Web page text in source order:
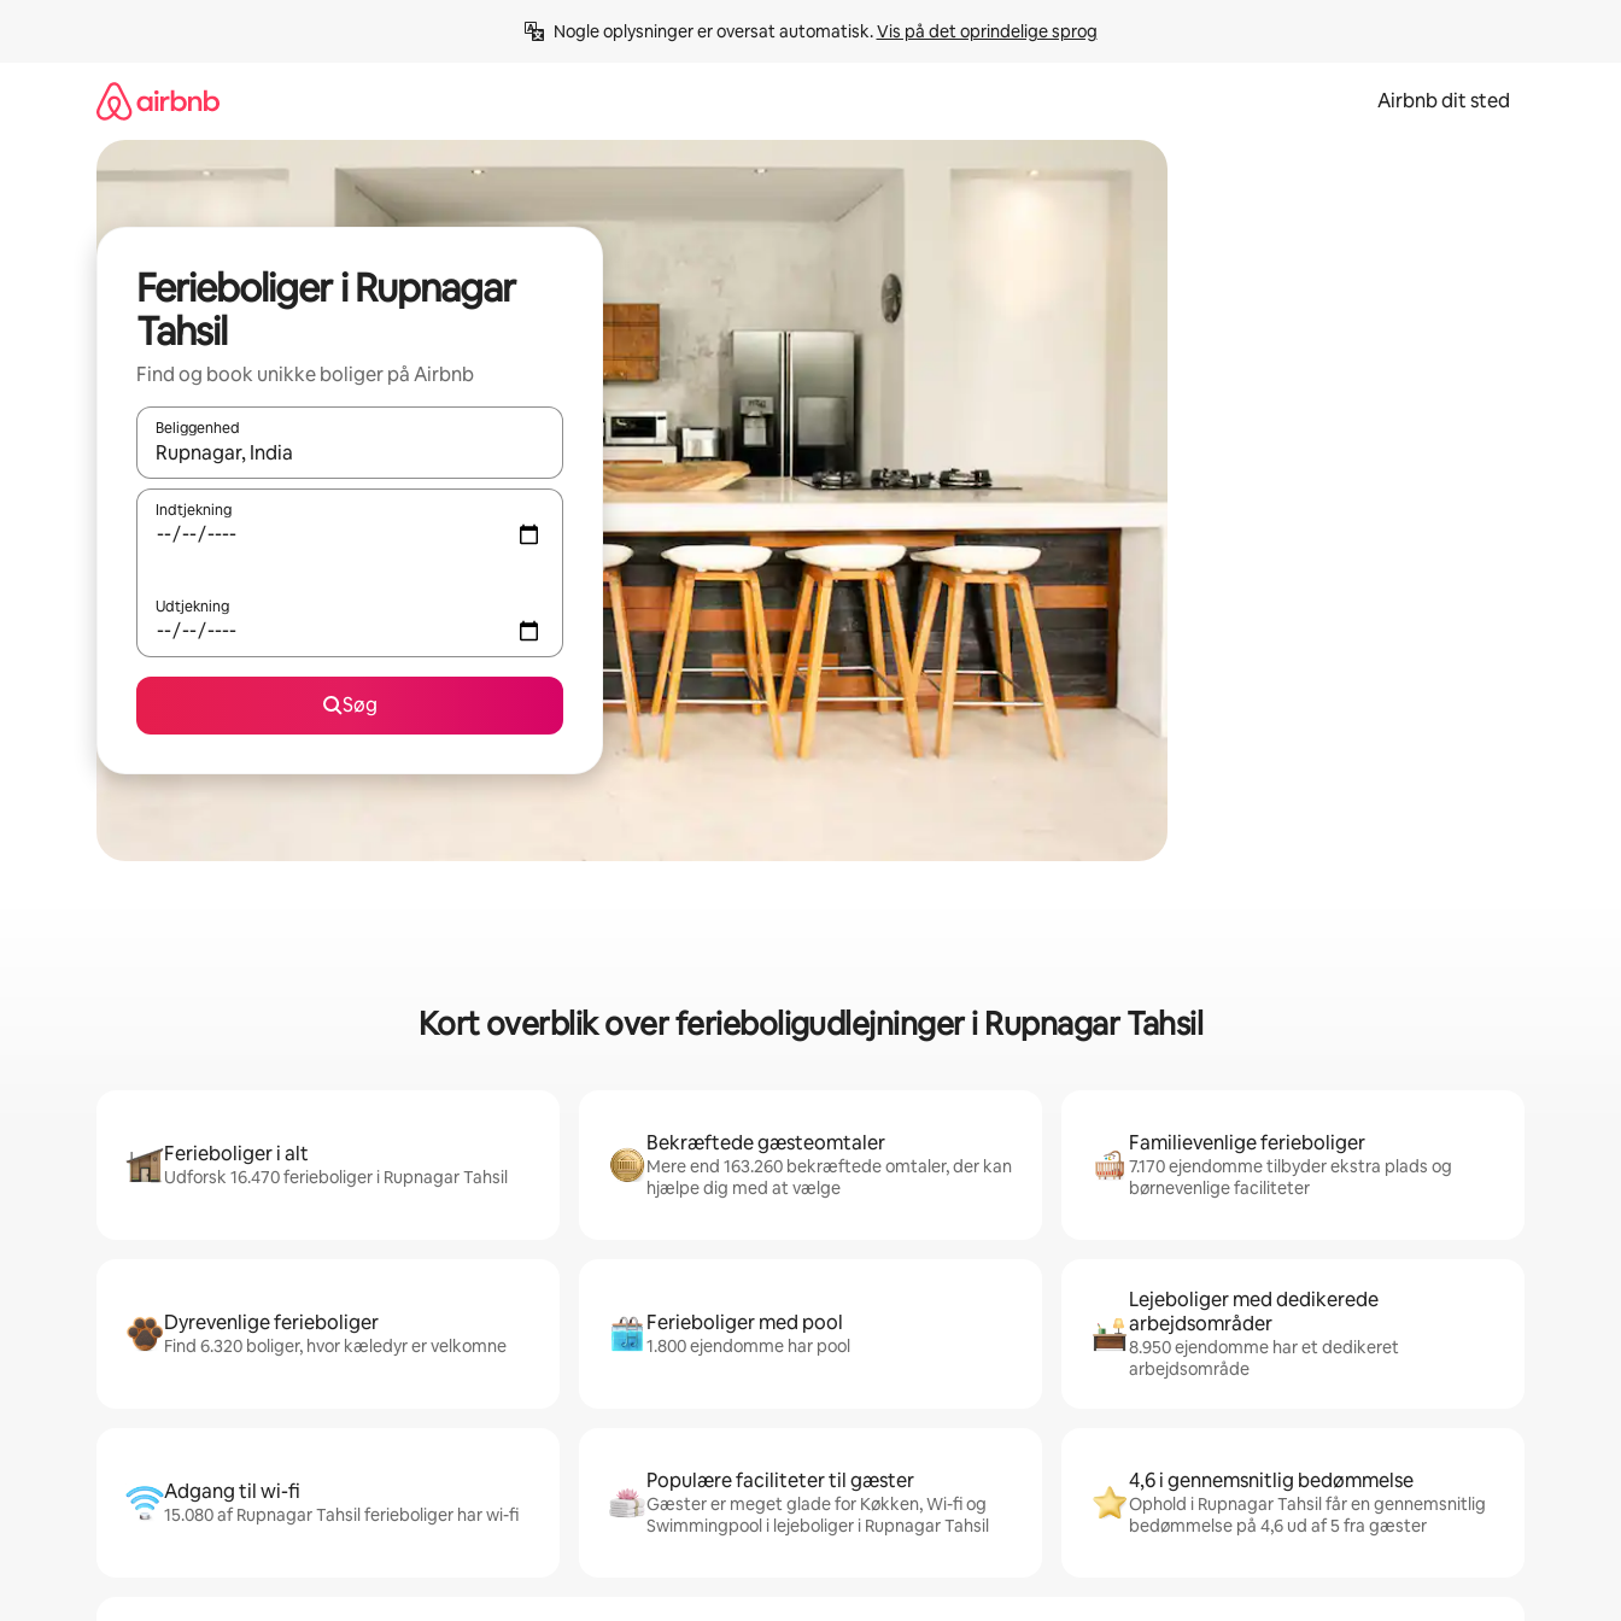
Nogle oplysninger er oversat automatisk. Vis på det oprindelige sprog
Airbnb dit sted
Ferieboliger i Rupnagar
Tahsil
Find og book unikke boliger på Airbnb
Beliggenhed
Når resultaterne er tilgængelige, skal du navigere med piletasterne op og ned eller se mere ved at trykke eller stryge.
Indtjekning
Udtjekning
Søg
Kort overblik over ferieboligudlejninger i Rupnagar Tahsil
Ferieboliger i alt
Udforsk 16.470 ferieboliger i Rupnagar Tahsil
Bekræftede gæsteomtaler
Mere end 163.260 bekræftede omtaler, der kan
hjælpe dig med at vælge
Familievenlige ferieboliger
7.170 ejendomme tilbyder ekstra plads og
børnevenlige faciliteter
Dyrevenlige ferieboliger
Find 6.320 boliger, hvor kæledyr er velkomne
Ferieboliger med pool
1.800 ejendomme har pool
Lejeboliger med dedikerede
arbejdsområder
8.950 ejendomme har et dedikeret
arbejdsområde
Adgang til wi-fi
15.080 af Rupnagar Tahsil ferieboliger har wi-fi
Populære faciliteter til gæster
Gæster er meget glade for Køkken, Wi-fi og
Swimmingpool i lejeboliger i Rupnagar Tahsil
4,6 i gennemsnitlig bedømmelse
Ophold i Rupnagar Tahsil får en gennemsnitlig
bedømmelse på 4,6 ud af 5 fra gæster